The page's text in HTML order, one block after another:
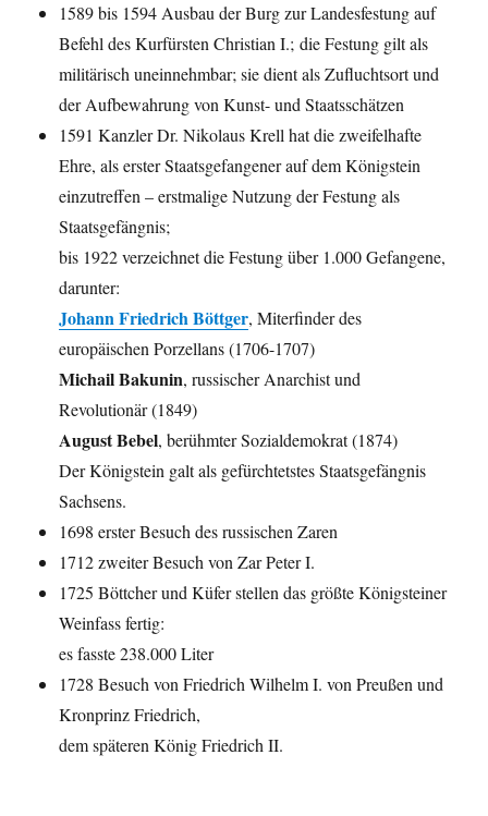
1589 bis 1594 Ausbau der Burg zur Landesfestung auf
Befehl des Kurfürsten Christian I.; die Festung gilt als
militärisch uneinnehmbar; sie dient als Zufluchtsort und
der Aufbewahrung von Kunst- und Staatsschätzen
1591 Kanzler Dr. Nikolaus Krell hat die zweifelhafte
Ehre, als erster Staatsgefangener auf dem Königstein
einzutreffen – erstmalige Nutzung der Festung als
Staatsgefängnis;
bis 1922 verzeichnet die Festung über 1.000 Gefangene,
darunter:
Johann Friedrich Böttger, Miterfinder des
europäischen Porzellans (1706-1707)
Michail Bakunin, russischer Anarchist und
Revolutionär (1849)
August Bebel, berühmter Sozialdemokrat (1874)
Der Königstein galt als gefürchtetstes Staatsgefängnis
Sachsens.
1698 erster Besuch des russischen Zaren
1712 zweiter Besuch von Zar Peter I.
1725 Böttcher und Küfer stellen das größte Königsteiner
Weinfass fertig:
es fasste 238.000 Liter
1728 Besuch von Friedrich Wilhelm I. von Preußen und
Kronprinz Friedrich,
dem späteren König Friedrich II.